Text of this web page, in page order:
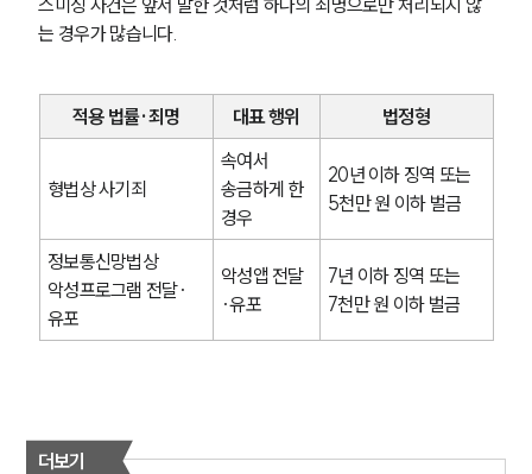
스미싱 사건은 앞서 말한 것처럼 하나의 죄명으로만 처리되지 않
는 경우가 많습니다.
적용 법률·죄명 대표 행위 법정형
형법상 사기죄
속여서
송금하게 한
경우
20년 이하 징역 또는
5천만 원 이하 벌금
정보통신망법상
악성프로그램 전달·
유포
악성앱 전달
·유포
7년 이하 징역 또는
7천만 원 이하 벌금
더보기